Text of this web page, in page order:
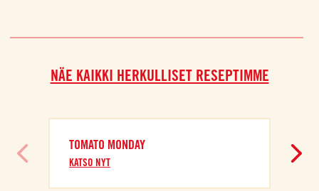
NÄE KAIKKI HERKULLISET RESEPTIMME
TOMATO MONDAY
KATSO NYT